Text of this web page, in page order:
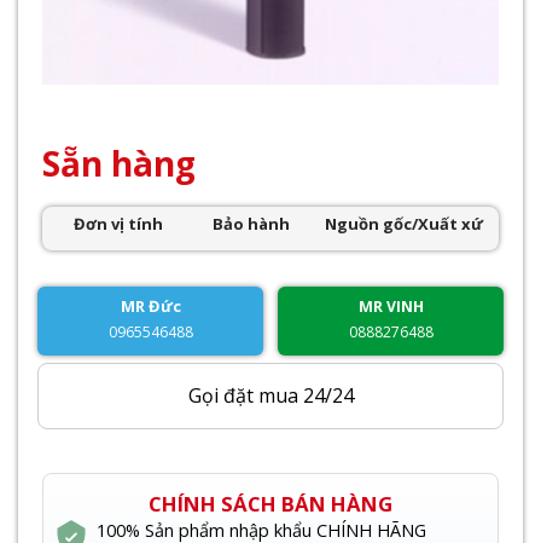
Sẵn hàng
Đơn vị tính Bảo hành Nguồn gốc/Xuất xứ
MR Đức
0965546488
MR VINH
0888276488
Gọi đặt mua 24/24
CHÍNH SÁCH BÁN HÀNG
100% Sản phẩm nhập khẩu CHÍNH HÃNG